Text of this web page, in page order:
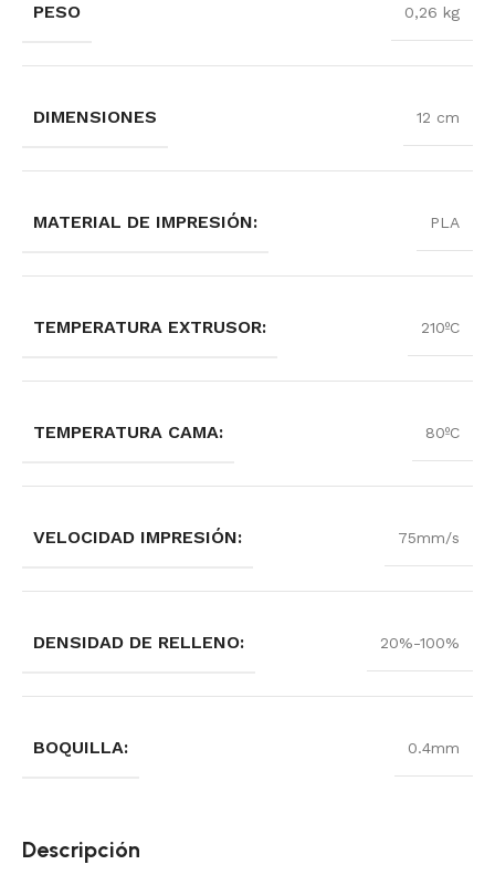
PESO 0,26 kg
DIMENSIONES 12 cm
MATERIAL DE IMPRESIÓN: PLA
TEMPERATURA EXTRUSOR: 210ºC
TEMPERATURA CAMA: 80ºC
VELOCIDAD IMPRESIÓN: 75mm/s
DENSIDAD DE RELLENO: 20%-100%
BOQUILLA: 0.4mm
Descripción